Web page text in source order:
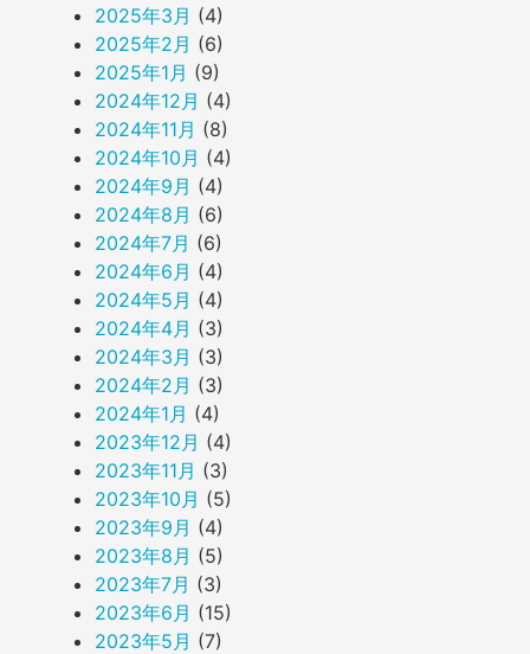
2025年3月 (4)
2025年2月 (6)
2025年1月 (9)
2024年12月 (4)
2024年11月 (8)
2024年10月 (4)
2024年9月 (4)
2024年8月 (6)
2024年7月 (6)
2024年6月 (4)
2024年5月 (4)
2024年4月 (3)
2024年3月 (3)
2024年2月 (3)
2024年1月 (4)
2023年12月 (4)
2023年11月 (3)
2023年10月 (5)
2023年9月 (4)
2023年8月 (5)
2023年7月 (3)
2023年6月 (15)
2023年5月 (7)